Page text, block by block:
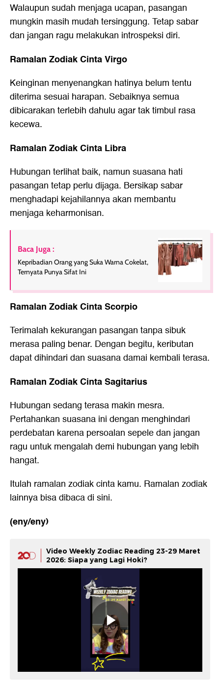
Walaupun sudah menjaga ucapan, pasangan
mungkin masih mudah tersinggung. Tetap sabar
dan jangan ragu melakukan introspeksi diri.
Ramalan Zodiak Cinta Virgo
Keinginan menyenangkan hatinya belum tentu
diterima sesuai harapan. Sebaiknya semua
dibicarakan terlebih dahulu agar tak timbul rasa
kecewa.
Ramalan Zodiak Cinta Libra
Hubungan terlihat baik, namun suasana hati
pasangan tetap perlu dijaga. Bersikap sabar
menghadapi kejahilannya akan membantu
menjaga keharmonisan.
Baca Juga :
Kepribadian Orang yang Suka Warna Cokelat,
Ternyata Punya Sifat Ini
Ramalan Zodiak Cinta Scorpio
Terimalah kekurangan pasangan tanpa sibuk
merasa paling benar. Dengan begitu, keributan
dapat dihindari dan suasana damai kembali terasa.
Ramalan Zodiak Cinta Sagitarius
Hubungan sedang terasa makin mesra.
Pertahankan suasana ini dengan menghindari
perdebatan karena persoalan sepele dan jangan
ragu untuk mengalah demi hubungan yang lebih
hangat.
Itulah ramalan zodiak cinta kamu. Ramalan zodiak
lainnya bisa dibacadi sini.
(eny/eny)
Video Weekly Zodiac Reading 23-29 Maret
2026: Siapa yang Lagi Hoki?